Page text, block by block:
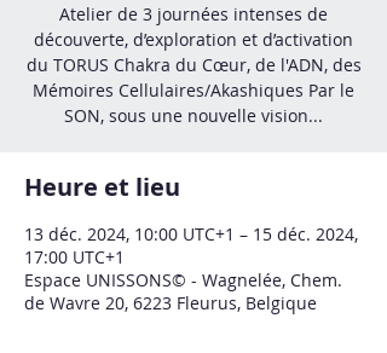
Atelier de 3 journées intenses de
découverte, d’exploration et d’activation
du TORUS Chakra du Cœur, de l'ADN, des
Mémoires Cellulaires/Akashiques Par le
SON, sous une nouvelle vision...
Heure et lieu
13 déc. 2024, 10:00 UTC+1 – 15 déc. 2024,
17:00 UTC+1
Espace UNISSONS© - Wagnelée, Chem.
de Wavre 20, 6223 Fleurus, Belgique